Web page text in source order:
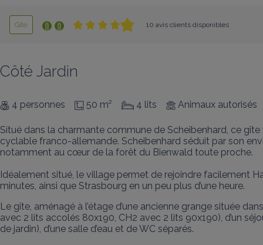
Gîte 10 avis clients disponibles
Côté Jardin
4 personnes 50 m² 4 lits Animaux autorisés
Situé dans la charmante commune de Scheibenhard, ce
cyclable franco-allemande. Scheibenhard séduit par son
notamment au cœur de la forêt du Bienwald toute proche.
Idéalement situé, le village permet de rejoindre facilement
minutes, ainsi que Strasbourg en un peu plus d’une heure.
Le gîte, aménagé à l’étage d’une ancienne grange située
avec 2 lits accolés 80x190, CH2 avec 2 lits 90x190), d’un
de jardin), d’une salle d’eau et de WC séparés.